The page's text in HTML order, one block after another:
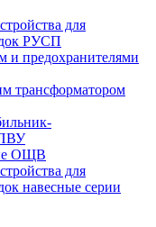
для
РУСП
и предохранителями
трансформатором
ОЩВ
для
навесные серии